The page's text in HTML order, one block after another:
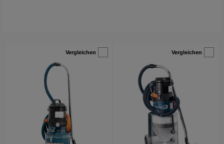
Vergleichen Vergleichen